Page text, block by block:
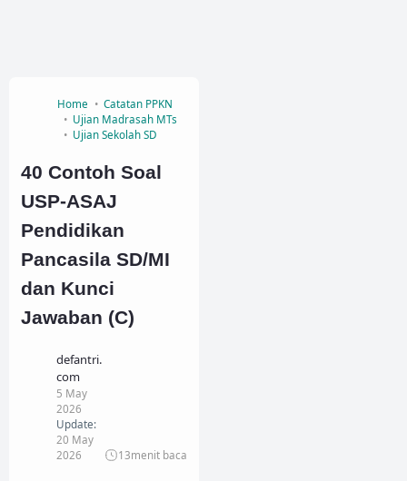
Home
Catatan PPKN
Ujian Madrasah MTs
Ujian Sekolah SD
40 Contoh Soal
USP-ASAJ
Pendidikan
Pancasila SD/MI
dan Kunci
Jawaban (C)
defantri.
com
5 May
2026
Update:
20 May
2026
13menit baca